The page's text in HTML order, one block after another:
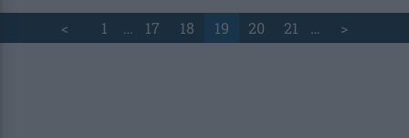
< 1 … 17 18 19 20 21 … >